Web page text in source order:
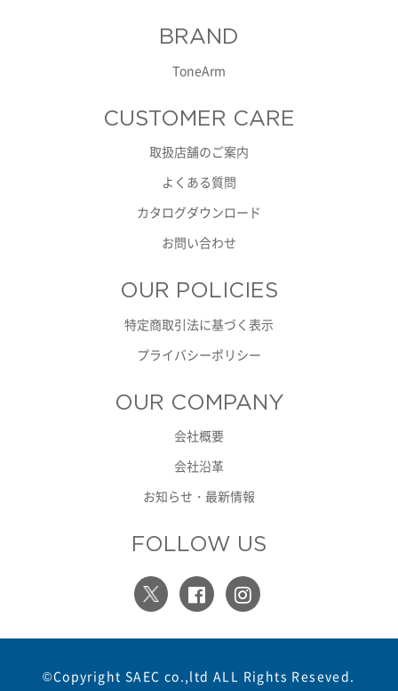
BRAND
ToneArm
CUSTOMER CARE
取扱店舗のご案内
よくある質問
カタログダウンロード
お問い合わせ
OUR POLICIES
特定商取引法に基づく表示
プライバシーポリシー
OUR COMPANY
会社概要
会社沿革
お知らせ・最新情報
FOLLOW US
©Copyright SAEC co.,ltd ALL Rights Reseved.